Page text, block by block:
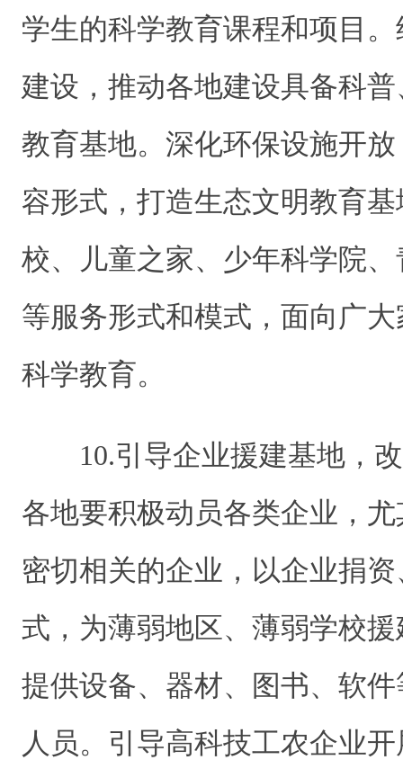
学生的科学教育课程和项目
建设，推动各地建设具备科
教育基地。深化环保设施开
容形式，打造生态文明教育
校、儿童之家、少年科学院
等服务形式和模式，面向广
科学教育。
10.引导企业援建基地，
各地要积极动员各类企业，
密切相关的企业，以企业捐
式，为薄弱地区、薄弱学校
提供设备、器材、图书、软
人员。引导高科技工农企业